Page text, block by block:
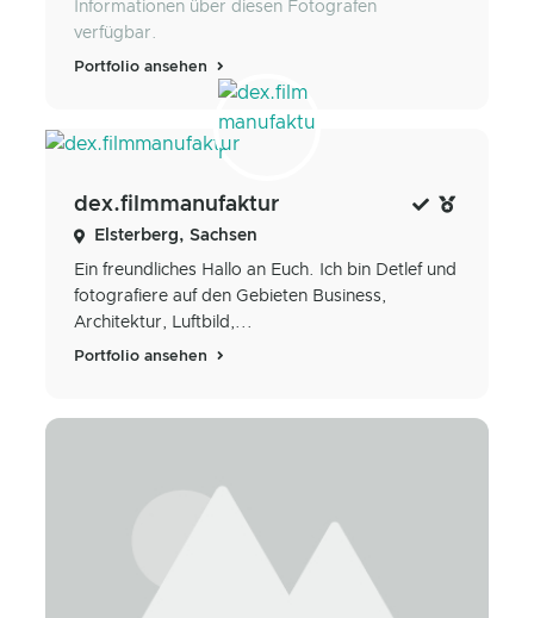
Informationen über diesen Fotografen
verfügbar.
Portfolio ansehen
dex.filmmanufaktur
Elsterberg, Sachsen
Ein freundliches Hallo an Euch. Ich bin Detlef und
fotografiere auf den Gebieten Business,
Architektur, Luftbild,...
Portfolio ansehen